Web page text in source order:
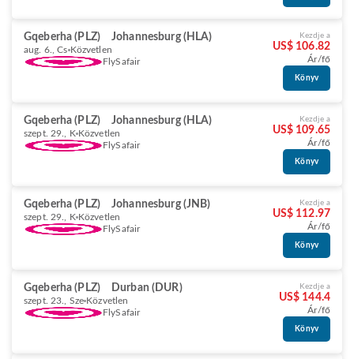
Gqeberha (PLZ) Johannesburg (HLA)
aug. 6., Cs Közvetlen
FlySafair
Kezdje a
US$ 106.82
Ár/fő
Könyv
Gqeberha (PLZ) Johannesburg (HLA)
szept. 29., K Közvetlen
FlySafair
Kezdje a
US$ 109.65
Ár/fő
Könyv
Gqeberha (PLZ) Johannesburg (JNB)
szept. 29., K Közvetlen
FlySafair
Kezdje a
US$ 112.97
Ár/fő
Könyv
Gqeberha (PLZ) Durban (DUR)
szept. 23., Sze Közvetlen
FlySafair
Kezdje a
US$ 144.4
Ár/fő
Könyv